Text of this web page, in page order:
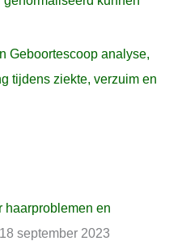
Geboortescoop analyse,
tijdens ziekte, verzuim en
haarproblemen en
18 september 2023